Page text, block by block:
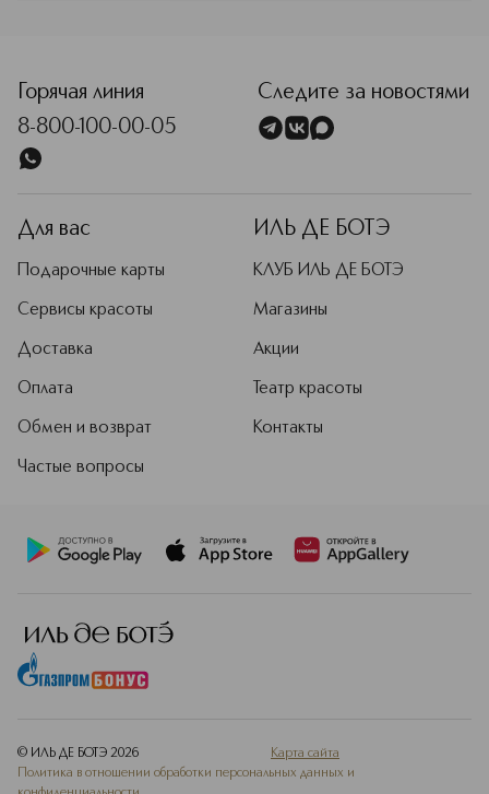
Горячая линия
8-800-100-00-05
Следите за новостями
Для вас
Подарочные карты
Сервисы красоты
Доставка
Оплата
Обмен и возврат
Частые вопросы
ИЛЬ ДЕ БОТЭ
КЛУБ ИЛЬ ДЕ БОТЭ
Магазины
Акции
Театр красоты
Контакты
© ИЛЬ ДЕ БОТЭ 2026
Карта сайта
Политика в отношении обработки персональных данных и